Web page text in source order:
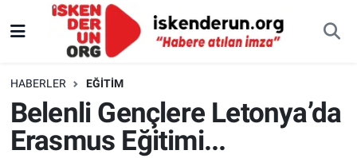
HABERLER EĞITIM
Belenli Gençlere Letonya’da
Erasmus Eğitimi...